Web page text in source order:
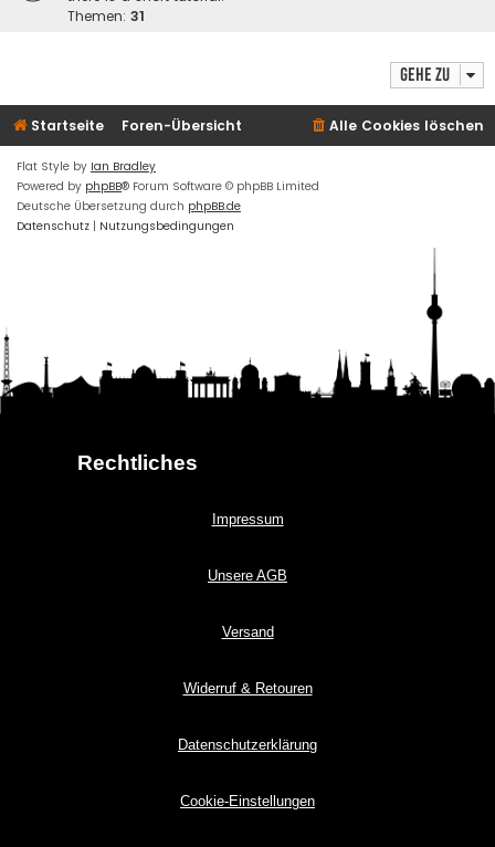
Themen: 31
Gehe zu
Startseite Foren-Übersicht Alle Cookies löschen
Flat Style by Ian Bradley
Powered by phpBB® Forum Software © phpBB Limited
Deutsche Übersetzung durch phpBB.de
Datenschutz | Nutzungsbedingungen
Rechtliches
Impressum
Unsere AGB
Versand
Widerruf & Retouren
Datenschutzerklärung
Cookie-Einstellungen